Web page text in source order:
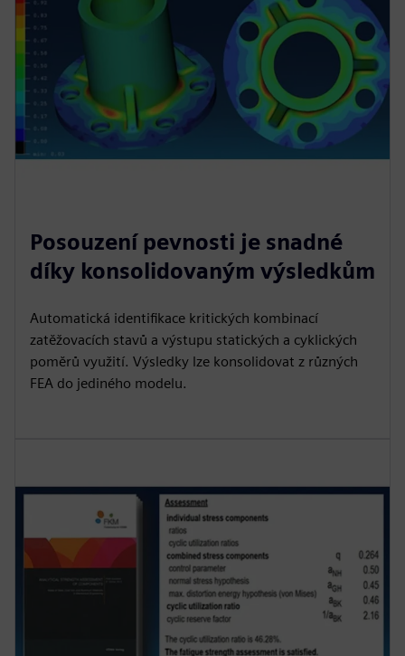
Posouzení pevnosti je snadné
díky konsolidovaným výsledkům
Automatická identifikace kritických kombinací
zatěžovacích stavů a výstupu statických a cyklických
poměrů využití. Výsledky lze konsolidovat z různých
FEA do jediného modelu.